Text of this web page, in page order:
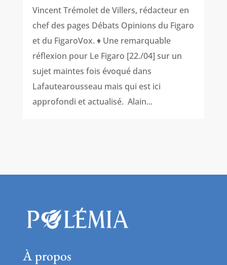
Vincent Trémolet de Villers, rédacteur en
chef des pages Débats Opinions du Figaro
et du FigaroVox. ♦ Une remarquable
réflexion pour Le Figaro [22./04] sur un
sujet maintes fois évoqué dans
Lafautearousseau mais qui est ici
approfondi et actualisé. Alain...
À propos